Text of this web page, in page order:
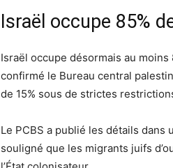
Israël occupe 85%
Israël occupe désormais au
confirmé le Bureau central
de 15% sous de strictes
Le PCBS a publié les détails dans
souligné que les migrants juifs